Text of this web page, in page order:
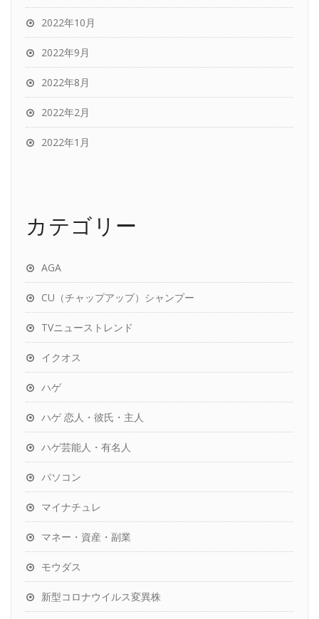
2022年10月
2022年9月
2022年8月
2022年2月
2022年1月
カテゴリー
AGA
CU（チャップアップ）シャンプー
TVニューストレンド
イクオス
ハゲ
ハゲ 恋人・彼氏・主人
ハゲ芸能人・有名人
パソコン
マイナチュレ
マネー・資産・副業
モウダス
新型コロナウイルス変異株